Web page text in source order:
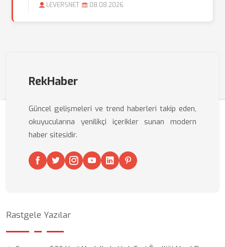
LEVERSNET 08.08.2026
RekHaber
Güncel gelişmeleri ve trend haberleri takip eden,
okuyucularına yenilikçi içerikler sunan modern
haber sitesidir.
Rastgele Yazılar